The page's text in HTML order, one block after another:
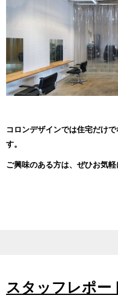
コロンデザインでは住宅だけ
す。
ご興味のある方は、ぜひお気
スタッフレポ